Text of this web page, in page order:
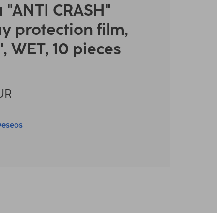
"ANTI CRASH"
protection film,
WET, 10 pieces